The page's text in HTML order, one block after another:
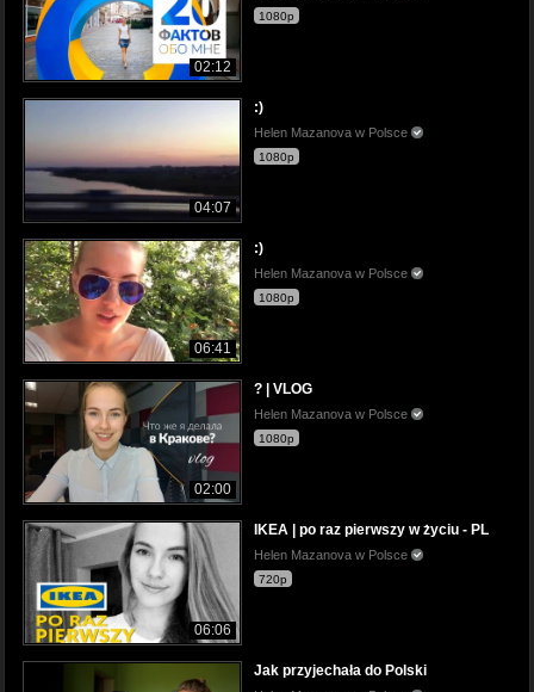
02:12
1080p
04:07
:)
Helen Mazanova w Polsce
1080p
06:41
:)
Helen Mazanova w Polsce
1080p
02:00
? | VLOG
Helen Mazanova w Polsce
1080p
06:06
IKEA | po raz pierwszy w życiu - PL
Helen Mazanova w Polsce
720p
Jak przyjechała do Polski